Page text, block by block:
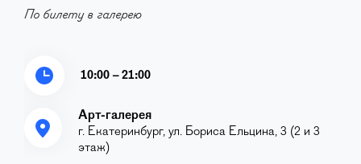
По билету в галерею
10:00 – 21:00
Арт-галерея
г. Екатеринбург, ул. Бориса Ельцина, 3 (2 и 3
этаж)